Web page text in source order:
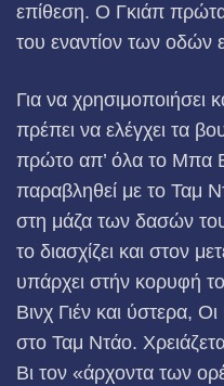
επίθεση. Ο Γκιάπ
του εναντίον των οδών
Για να
πρέ­πει να ελέγχει τα
πρώτο απ’ όλα το Μπα
παραβληθεί με το Ταμ
στη μάζα των δασών
το διασχίζει και στον
υπάρχει στήν κορυφή
Βινχ Γιέν και ύστερα,
στο Ταμ Ντάο.
Βι τον «άρχοντα των